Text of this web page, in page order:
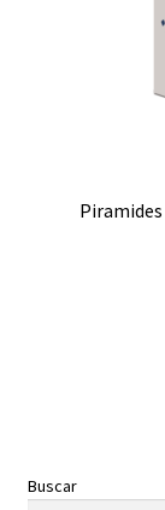
Buscar